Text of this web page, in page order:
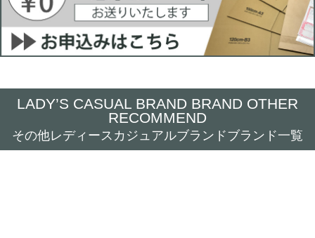
LADY’S CASUAL BRAND BRAND OTHER
RECOMMEND
その他レディースカジュアルブランドブランド一覧